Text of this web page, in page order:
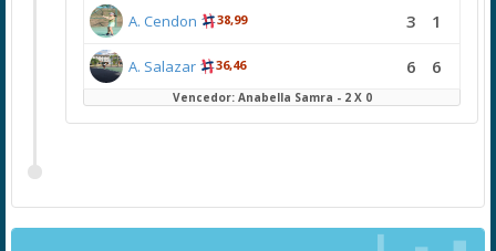
A. Cendon 38,99 3 1
A. Salazar 36,46 6 6
Vencedor: Anabella Samra - 2 X 0